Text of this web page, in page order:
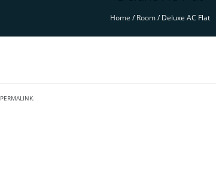
Home /Room/Deluxe AC Flat
PERMALINK.